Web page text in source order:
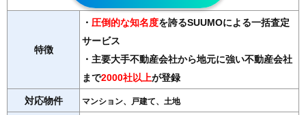
特徴
・ 圧倒的な知名度を誇るSUUMOによる一括査定
サービス
・主要大手不動産会社から地元に強い不動産会社
まで2000社以上が登録
対応物件 マンション、戸建て、土地